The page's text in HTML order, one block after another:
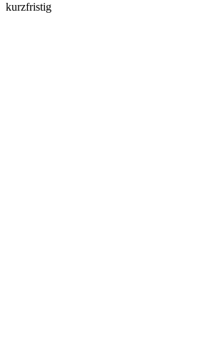
kurzfristig